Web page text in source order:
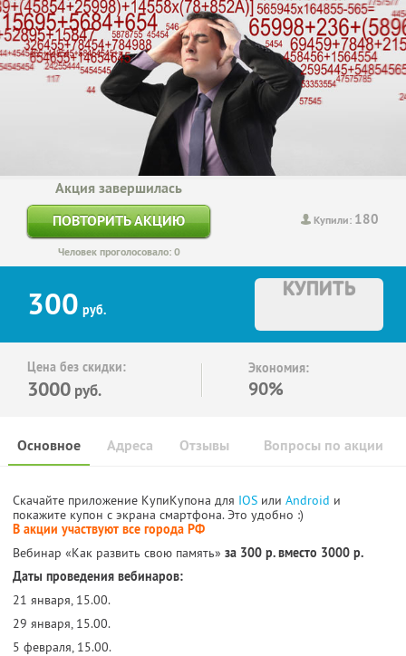
Купили: 180
Акция завершилась
ПОВТОРИТЬ АКЦИЮ
Человек проголосовало: 0
300 руб.
КУПИТЬ
Цена без скидки:
3000 руб.
Экономия:
90%
Основное Отзывы Вопросы по акции
Адреса
Скачайте приложение КупиКупона для IOS или Android и
покажите купон с экрана смартфона. Это удобно :)
В акции участвуют все города РФ
Вебинар «Как развить свою память» за 300 р. вместо 3000 р.
Даты проведения вебинаров:
21 января, 15.00.
29 января, 15.00.
5 февраля, 15.00.